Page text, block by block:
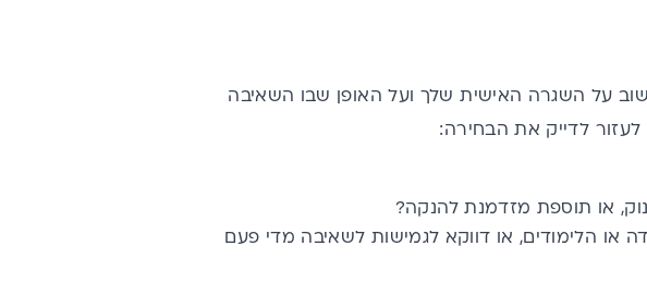
על השגרה האישית שלך ועל האופן שבו השאיבה
לדייק את הבחירה:
או תוספת מזדמנת להנקה?
או הלימודים, או דווקא לגמישות לשאיבה מדי פעם